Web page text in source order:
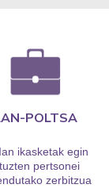
POLTSA
ikasketak egin
pertsonei
zerbitzua